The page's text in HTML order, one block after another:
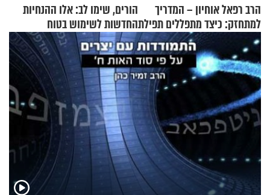
הרב רפאל אוחיון – המדריך
למתחזק: כיצד מתפללים תפילת
שמונה עשרה?
הורים, שימו לב: אלו ההנחיות
החדשות לשימוש בטוח
בסקווישי לאחר מקרי אשפוז